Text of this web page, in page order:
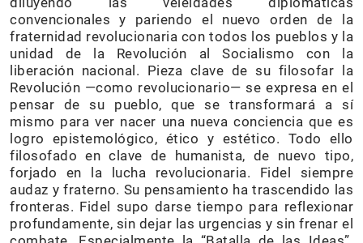
convencionales y pariendo el nuevo orden de la
fraternidad revolucionaria con todos los pueblos y la
unidad de la Revolución al Socialismo con la
liberación nacional. Pieza clave de su filosofar la
Revolución —como revolucionario— se expresa en el
pensar de su pueblo, que se transformará a sí
mismo para ver nacer una nueva conciencia que es
logro epistemológico, ético y estético. Todo ello
filosofado en clave de humanista, de nuevo tipo,
forjado en la lucha revolucionaria. Fidel siempre
audaz y fraterno. Su pensamiento ha trascendido las
fronteras. Fidel supo darse tiempo para reflexionar
profundamente, sin dejar las urgencias y sin frenar el